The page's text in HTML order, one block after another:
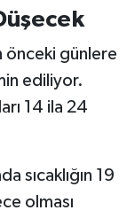
önceki günlere
ediliyor.
14 ila 24
sıcaklığın 19
olması